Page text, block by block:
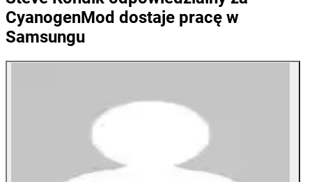
CyanogenMod dostaje pracę w
Samsungu